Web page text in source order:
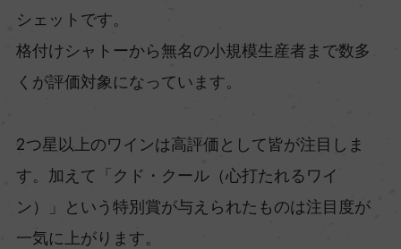
シェットです。
格付けシャトーから無名の小規模生産者まで数多
くが評価対象になっています。
2つ星以上のワインは高評価として皆が注目しま
す。加えて「クド・クール（心打たれるワイ
ン）」という特別賞が与えられたものは注目度が
一気に上がります。